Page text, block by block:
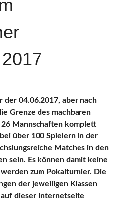
der 04.06.2017, aber nach
Grenze des machbaren
Mannschaften komplett
über 100 Spielern in der
Matches in den
sein. Es können damit keine
zum Pokalturnier. Die
der jeweiligen Klassen
dieser Internetseite